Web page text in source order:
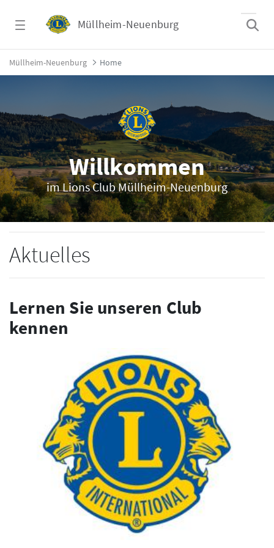
Müllheim-Neuenburg
Home - Müllheim-Neuenburg
Müllheim-Neuenburg Home
Willkommen
im Lions Club Müllheim-Neuenburg
Aktuelles
Lernen Sie unseren Club
kennen